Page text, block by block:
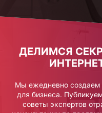
ДЕЛИМСЯ
Мы ежедневно создаем
для бизнеса.
советы экспертов